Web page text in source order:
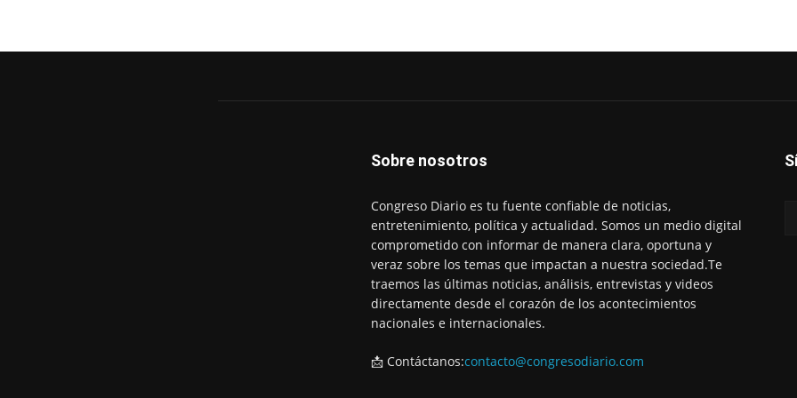
Sobre nosotros
Congreso Diario es tu fuente confiable de noticias,
entretenimiento, política y actualidad. Somos un medio digital
comprometido con informar de manera clara, oportuna y
veraz sobre los temas que impactan a nuestra sociedad.Te
traemos las últimas noticias, análisis, entrevistas y videos
directamente desde el corazón de los acontecimientos
nacionales e internacionales.
📩 Contáctanos:contacto@congresodiario.com